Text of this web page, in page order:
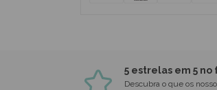
5 estrelas em 5 no
Descubra o que os